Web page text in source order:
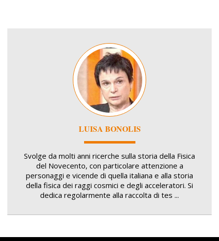
LUISA BONOLIS
Svolge da molti anni ricerche sulla storia della Fisica
del Novecento, con particolare attenzione a
personaggi e vicende di quella italiana e alla storia
della fisica dei raggi cosmici e degli acceleratori. Si
dedica regolarmente alla raccolta di tes ...